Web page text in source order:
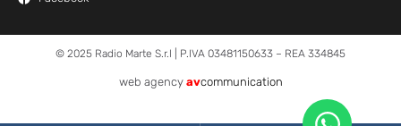
© 2025 Radio Marte S.r.l | P.IVA 03481150633 – REA 334845
web agency avcommunication